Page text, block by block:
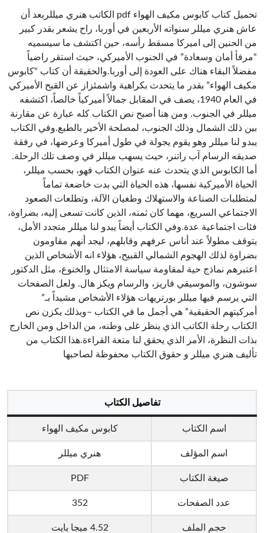
تحميل كتاب كابوس مكيف الهواء pdf الكاتب هنري ميللربعد أن
عاش هنري ميللر سنواته الأربعين في أوربا، راح يشعر بقدر كبير
من الحنين إلى اميركا مسقط رأسه، حين اكتشف ما سيسميه
“مرفأ أمان وسعادة” في الجنوب الأميركي، حيث استقر راضياً
مفضلاً البقاء هناك على العودة إلى أوربا.والحقيقة أن كتاب “كابوس
مكيف الهواء” بقدر ما يتحدث بكراهية واشمئزاز عن القبح الأميركي
في العام 1940، يصف في المقابل جمالاً أميركياً خالصاً، اكتشفه
ميللر في الجنوب. ومن هنا أصبح نص الكتاب كله عبارة عن مقارنة
بين ذلك الشمال وذلك الجنوب، لمصلحة الأخير بالطبع.وفي الكتاب
يبدو لنا ميللر وهو يقوم يجولة في طول أميركا وعرضها، في رفقة
صديقه الرسام آب راتنر، حيث يسهب ميللر في وصف تلك الرحلة.
أما الكابوس الذي يتحدث عنه عنوان الكتاب فهو، بحسب ميللر،
الحياة الأميركية نفسها، هذه الحياة التي بدت خاضعة تماماً
لمتطلبات الصناعة والاستهلاك وطغيان الآلة، وتطلعات الصعود
الاجتماعي السريع، مهما كان ثمنه، الذين كانت تسعى إليه، بضراوة،
فئات اجتماعية عدة.وفي الكتاب أيضاً يبدو لنا ميللر متجدد الأمل،
يتوقف مطولاً عند أناس عرفهم وقابلهم، ليجد أنهم مقاومون
بضراوة لذلك الهجوم الشمالي القبيح، هؤلاء انه الأشخاص الذين
اعتبرهم نماذج حية لمقاومة سياسة الامتثال والخنوع، مثل الدكتور
سوشون، والموسيقي فاريز، والرسام ويكز هال. ولعل الصفحات
التي يرسم فيها ميللر بورتريهات هؤلاء الأشخاص مشيداً بـ”
أمركيتهم الحقيقية” هي أجمل ما في الكتاب –وبذلك يكزن نص
الكتاب رحلة الكاتب الذي ينظر غلى وطنه، من الداخل ومن الخارج
بذات النظرة، الأمر الذي يحقق لنا متعة القراءة.هذا الكتاب من
تأليف هنري ميللر و حقوق الكتاب محفوظة لصاحبها
تفاصيل الكتاب
اسم الكتاب كابوس مكيف الهواء
اسم المؤلف هنري ميللر
صيغة الكتاب PDF
عدد الصفحات 352
حجم الملف 4.52 ميجا بايت